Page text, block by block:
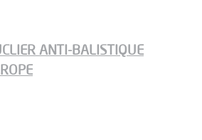
ANTI-BALISTIQUE